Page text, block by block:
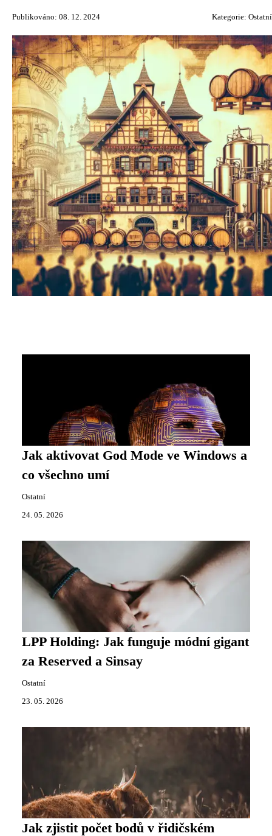
Publikováno: 08. 12. 2024 Kategorie: Ostatní
Jak aktivovat God Mode ve Windows a
co všechno umí
Ostatní
24. 05. 2026
LPP Holding: Jak funguje módní gigant
za Reserved a Sinsay
Ostatní
23. 05. 2026
Jak zjistit počet bodů v řidičském